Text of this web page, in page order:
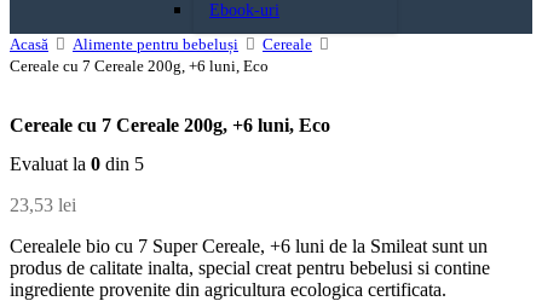
Ebook-uri
Acasă
Alimente pentru bebeluși
Cereale
Cereale cu 7 Cereale 200g, +6 luni, Eco
Cereale cu 7 Cereale 200g, +6 luni, Eco
Evaluat la 0 din 5
23,53 lei
Cerealele bio cu 7 Super Cereale, +6 luni de la Smileat sunt un
produs de calitate inalta, special creat pentru bebelusi si contine
ingrediente provenite din agricultura ecologica certificata.